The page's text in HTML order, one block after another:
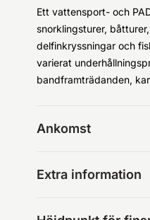
Ett vattensport- och
snorklingsturer,
delfinkryssningar och
varierat
bandframträdanden,
Ankomst
Extra information